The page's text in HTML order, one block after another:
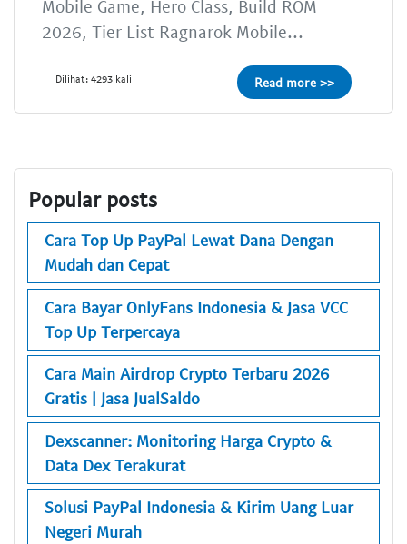
Mobile Game, Hero Class, Build ROM
2026, Tier List Ragnarok Mobile...
Dilihat: 4293 kali Read more >>
Popular posts
Cara Top Up PayPal Lewat Dana Dengan
Mudah dan Cepat
Cara Bayar OnlyFans Indonesia & Jasa VCC
Top Up Terpercaya
Cara Main Airdrop Crypto Terbaru 2026
Gratis | Jasa JualSaldo
Dexscanner: Monitoring Harga Crypto &
Data Dex Terakurat
Solusi PayPal Indonesia & Kirim Uang Luar
Negeri Murah